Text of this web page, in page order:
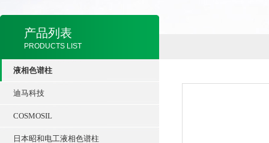
产品列表
PRODUCTS LIST
液相色谱柱
迪马科技
COSMOSIL
日本昭和电工液相色谱柱